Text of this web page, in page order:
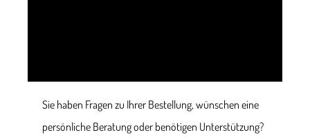
Sie haben Fragen zu Ihrer Bestellung, wünschen eine
persönliche Beratung oder benötigen Unterstützung?